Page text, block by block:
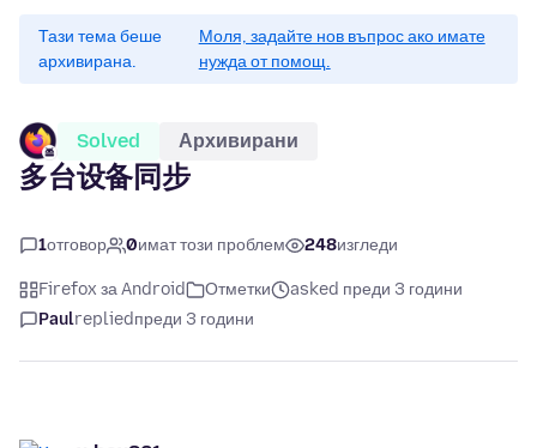
Тази тема беше
архивирана.
Моля, задайте нов въпрос ако имате
нужда от помощ.
Solved Архивирани
多台设备同步
1отговор 0имат този проблем 248изгледи
Firefox за Android Отметки
asked преди 3 години
Paulrepliedпреди 3 години